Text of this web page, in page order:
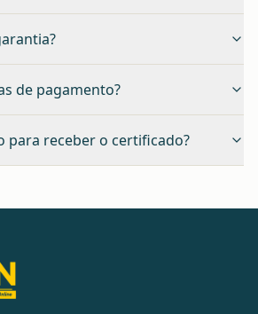
de pagamento?
para receber o certificado?